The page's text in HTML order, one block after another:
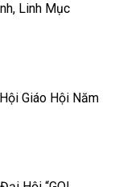
Linh Mục
Giáo Hội Năm